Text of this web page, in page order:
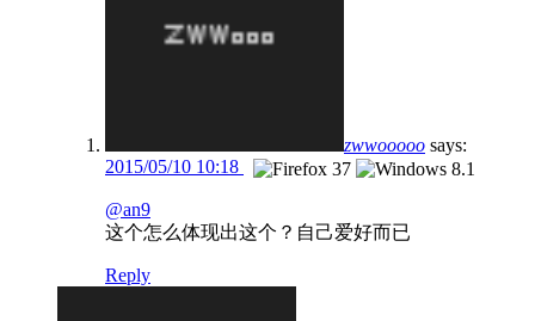
zwwooooo says:
2015/05/10 10:18
@an9
这个怎么体现出这个？自己爱好而已
Reply